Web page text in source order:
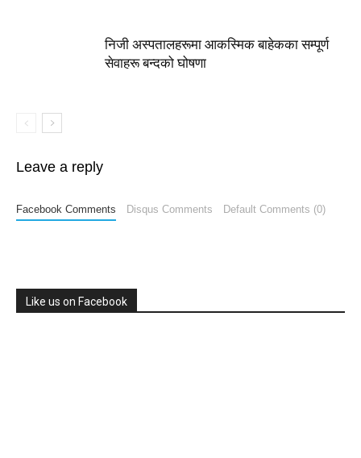
निजी अस्पतालहरूमा आकस्मिक बाहेकका सम्पूर्ण
सेवाहरू बन्दको घोषणा
Leave a reply
Facebook Comments Disqus Comments Default Comments (0)
Like us on Facebook